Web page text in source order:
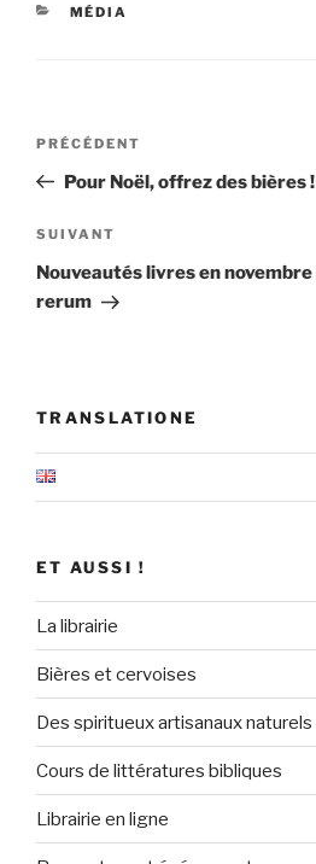
CATÉGORIES
MÉDIA
Navigation
l’article
Article
précédent
PRÉCÉDENT
Pour Noël, offrez des bières !
Article
suivant
SUIVANT
Nouveautés livres en
rerum
TRANSLATIONE
ET AUSSI !
La librairie
Bières et cervoises
Des spiritueux artisanaux naturels
Cours de littératures bibliques
Librairie en ligne